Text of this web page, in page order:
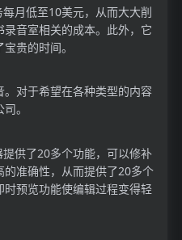
月低至10美元，从而大大削
音室相关的成本。此外，它
贵的时间。
对于希望在各种类型的内容
。
供了20多个功能，可以修补
准确性，从而提供了20多个
预览功能使编辑过程变得轻